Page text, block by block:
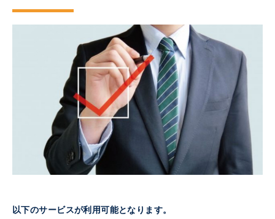
以下のサービスが利用可能となります。